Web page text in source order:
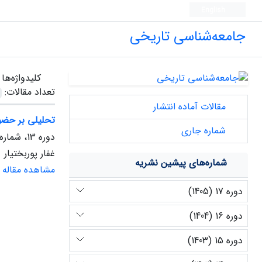
جامعه‌شناسی تاریخی
تعداد مقالات:
تحلیلی بر
دوره 13، شماره 1، شهریور 1401، صفحه
غفار پوربختیار
مشاهده مقاله
مقالات آماده انتشار
شماره جاری
شماره‌های پیشین نشریه
دوره 17 (1405)
دوره 16 (1404)
دوره 15 (1403)